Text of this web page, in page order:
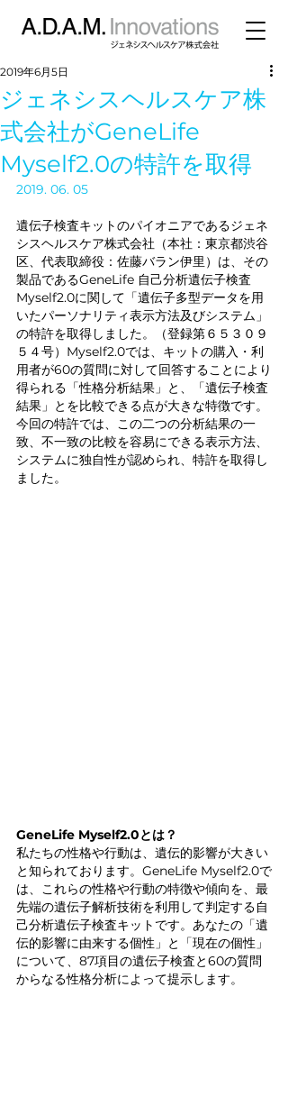
ジェネシスヘルスケア株
式会社がGeneLife
Myself2.0の特許を取得
2019年6月5日
2019. 06. 05
遺伝子検査キットのパイオニアであるジェネ
シスヘルスケア株式会社（本社：東京都渋谷
区、代表取締役：佐藤バラン伊里）は、その
製品であるGeneLife 自己分析遺伝子検査
Myself2.0に関して「遺伝子多型データを用
いたパーソナリティ表示方法及びシステム」
の特許を取得しました。（登録第６５３０９
５４号）Myself2.0では、キットの購入・利
用者が60の質問に対して回答することにより
得られる「性格分析結果」と、「遺伝子検査
結果」とを比較できる点が大きな特徴です。
今回の特許では、この二つの分析結果の一
致、不一致の比較を容易にできる表示方法、
システムに独自性が認められ、特許を取得し
ました。
GeneLife Myself2.0とは？
私たちの性格や行動は、遺伝的影響が大きい
と知られております。GeneLife Myself2.0で
は、これらの性格や行動の特徴や傾向を、最
先端の遺伝子解析技術を利用して判定する自
己分析遺伝子検査キットです。あなたの「遺
伝的影響に由来する個性」と「現在の個性」
について、87項目の遺伝子検査と60の質問
からなる性格分析によって提示します。